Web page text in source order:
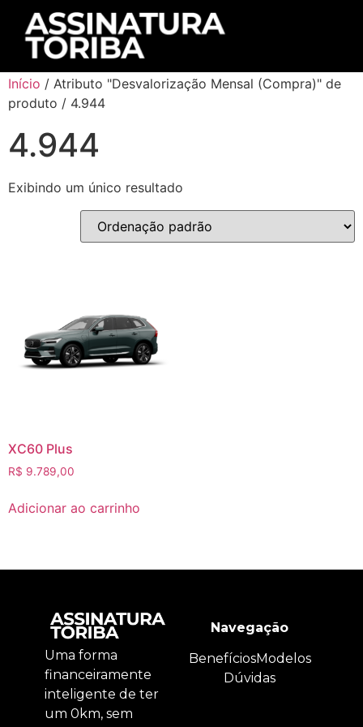
Início / Atributo "Desvalorização Mensal (Compra)" de
produto / 4.944
4.944
Exibindo um único resultado
XC60 Plus
R$ 9.789,00
Adicionar ao carrinho
Uma forma
financeiramente
inteligente de ter
um 0km, sem
Navegação
BenefíciosModelos
Dúvidas